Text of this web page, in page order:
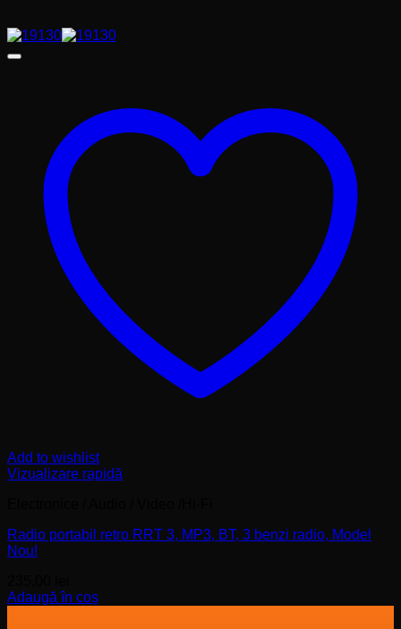
Add to wishlist
Vizualizare rapidă
Radio portabil retro RRT 3, MP3, BT, 3 benzi radio, Model
Nou!
Adaugă în coș